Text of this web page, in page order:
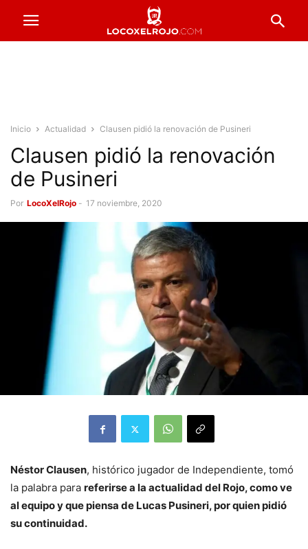
Inicio Actualidad Clausen pidió la renovación de Pusineri
Clausen pidió la renovación
de Pusineri
Por LocoXelRojo - 17 noviembre, 2020
Néstor Clausen, histórico jugador de Independiente, tomó
la palabra para referirse a la actualidad del Rojo, como ve
al equipo y que piensa de Lucas Pusineri, por quien pidió
su continuidad.